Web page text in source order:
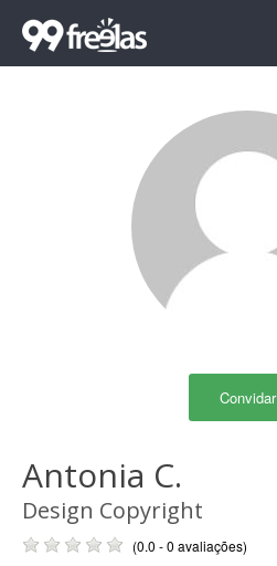
Convidar
Antonia C.
Design Copyright
(0.0 - 0 avaliações)